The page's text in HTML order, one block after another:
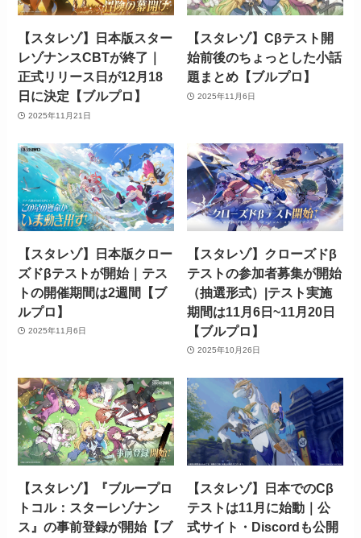
【スタレゾ】日本版スター
レゾナンスCBTが終了｜
正式リリース日が12月18
日に決定【ブルプロ】
2025年11月21日
【スタレゾ】Cβテスト開
始前後のちょっとした小話
題まとめ【ブルプロ】
2025年11月6日
【スタレゾ】日本版クロー
ズドβテストが開始｜テス
トの開催期間は2週間【ブ
ルプロ】
2025年11月6日
【スタレゾ】クローズドβ
テストの参加者募集が開始
（抽選形式）|テスト実施
期間は11月6日~11月20日
【ブルプロ】
2025年10月26日
【スタレゾ】『ブループロ
トコル：スターレゾナン
ス』の事前登録が開始【ブ
【スタレゾ】日本でのCβ
テストは11月に始動｜公
式サイト・Discordも公開